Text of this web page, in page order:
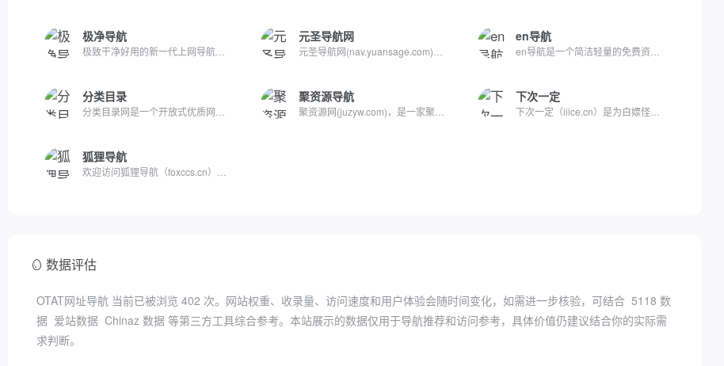
极净导航 元圣导航网 en导航
分类目录 聚资源导航 下次一定
下次一定（iiice.cn）是为白嫖怪开发的宝藏资源收集网站，持续...
狐狸导航
数据评估
OTAT网址导航 当前已被浏览 402 次。网站权重、收录量、访问速度和用户体验会随时间变化，如需进一步核验，可结合 5118 数
据 爱站数据 Chinaz 数据 等第三方工具综合参考。本站展示的数据仅用于导航推荐和访问参考，具体价值仍建议结合你的实际需
求判断。